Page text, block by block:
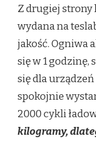
Z drugiej strony
wydana na
jakość. Ogniwa
się w 1
się dla
spokojnie
2000 cykli
kilogramy,